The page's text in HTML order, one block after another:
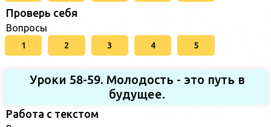
Проверь себя
Вопросы
1 2 3 4 5
Уроки 58-59. Молодость - это путь в
будущее.
Работа с текстом